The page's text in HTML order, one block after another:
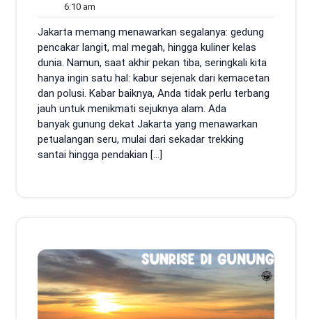
2026
6:10 am
am
Jakarta memang menawarkan segalanya: gedung
pencakar langit, mal megah, hingga kuliner kelas
dunia. Namun, saat akhir pekan tiba, seringkali kita
hanya ingin satu hal: kabur sejenak dari kemacetan
dan polusi. Kabar baiknya, Anda tidak perlu terbang
jauh untuk menikmati sejuknya alam. Ada
banyak gunung dekat Jakarta yang menawarkan
petualangan seru, mulai dari sekadar trekking
santai hingga pendakian […]